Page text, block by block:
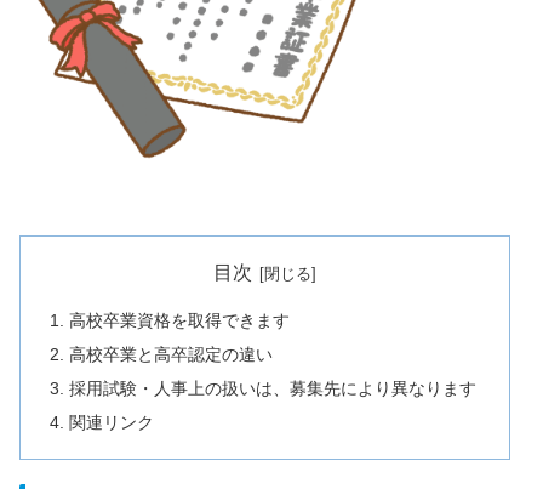
目次
高校卒業資格を取得できます
高校卒業と高卒認定の違い
採用試験・人事上の扱いは、募集先により異なります
関連リンク